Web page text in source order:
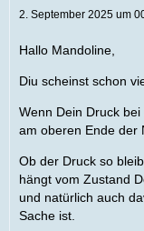
2. September 2025 um
Hallo Mandoline,
Diu scheinst schon
Wenn Dein Druck
am oberen Ende der
Ob der Druck so
hängt vom Zustand
und natürlich auch
Sache ist.